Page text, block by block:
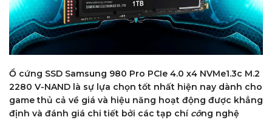
Ổ cứng SSD Samsung 980 Pro PCIe 4.0 x4 NVMe1.3c M.2
2280 V-NAND là sự lựa chọn tốt nhất hiện nay dành cho
game thủ cả về giá và hiệu năng hoạt động được khẳng
định và đánh giá chi tiết bởi các tạp chí công nghệ